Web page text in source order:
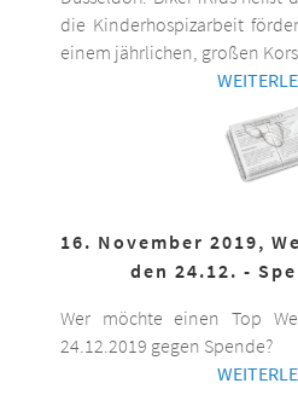
die Kinderhospizarbeit
einem jährlichen, großen
16. November 2019,
den 24.12. -
Wer möchte einen Top
24.12.2019 gegen Spende?